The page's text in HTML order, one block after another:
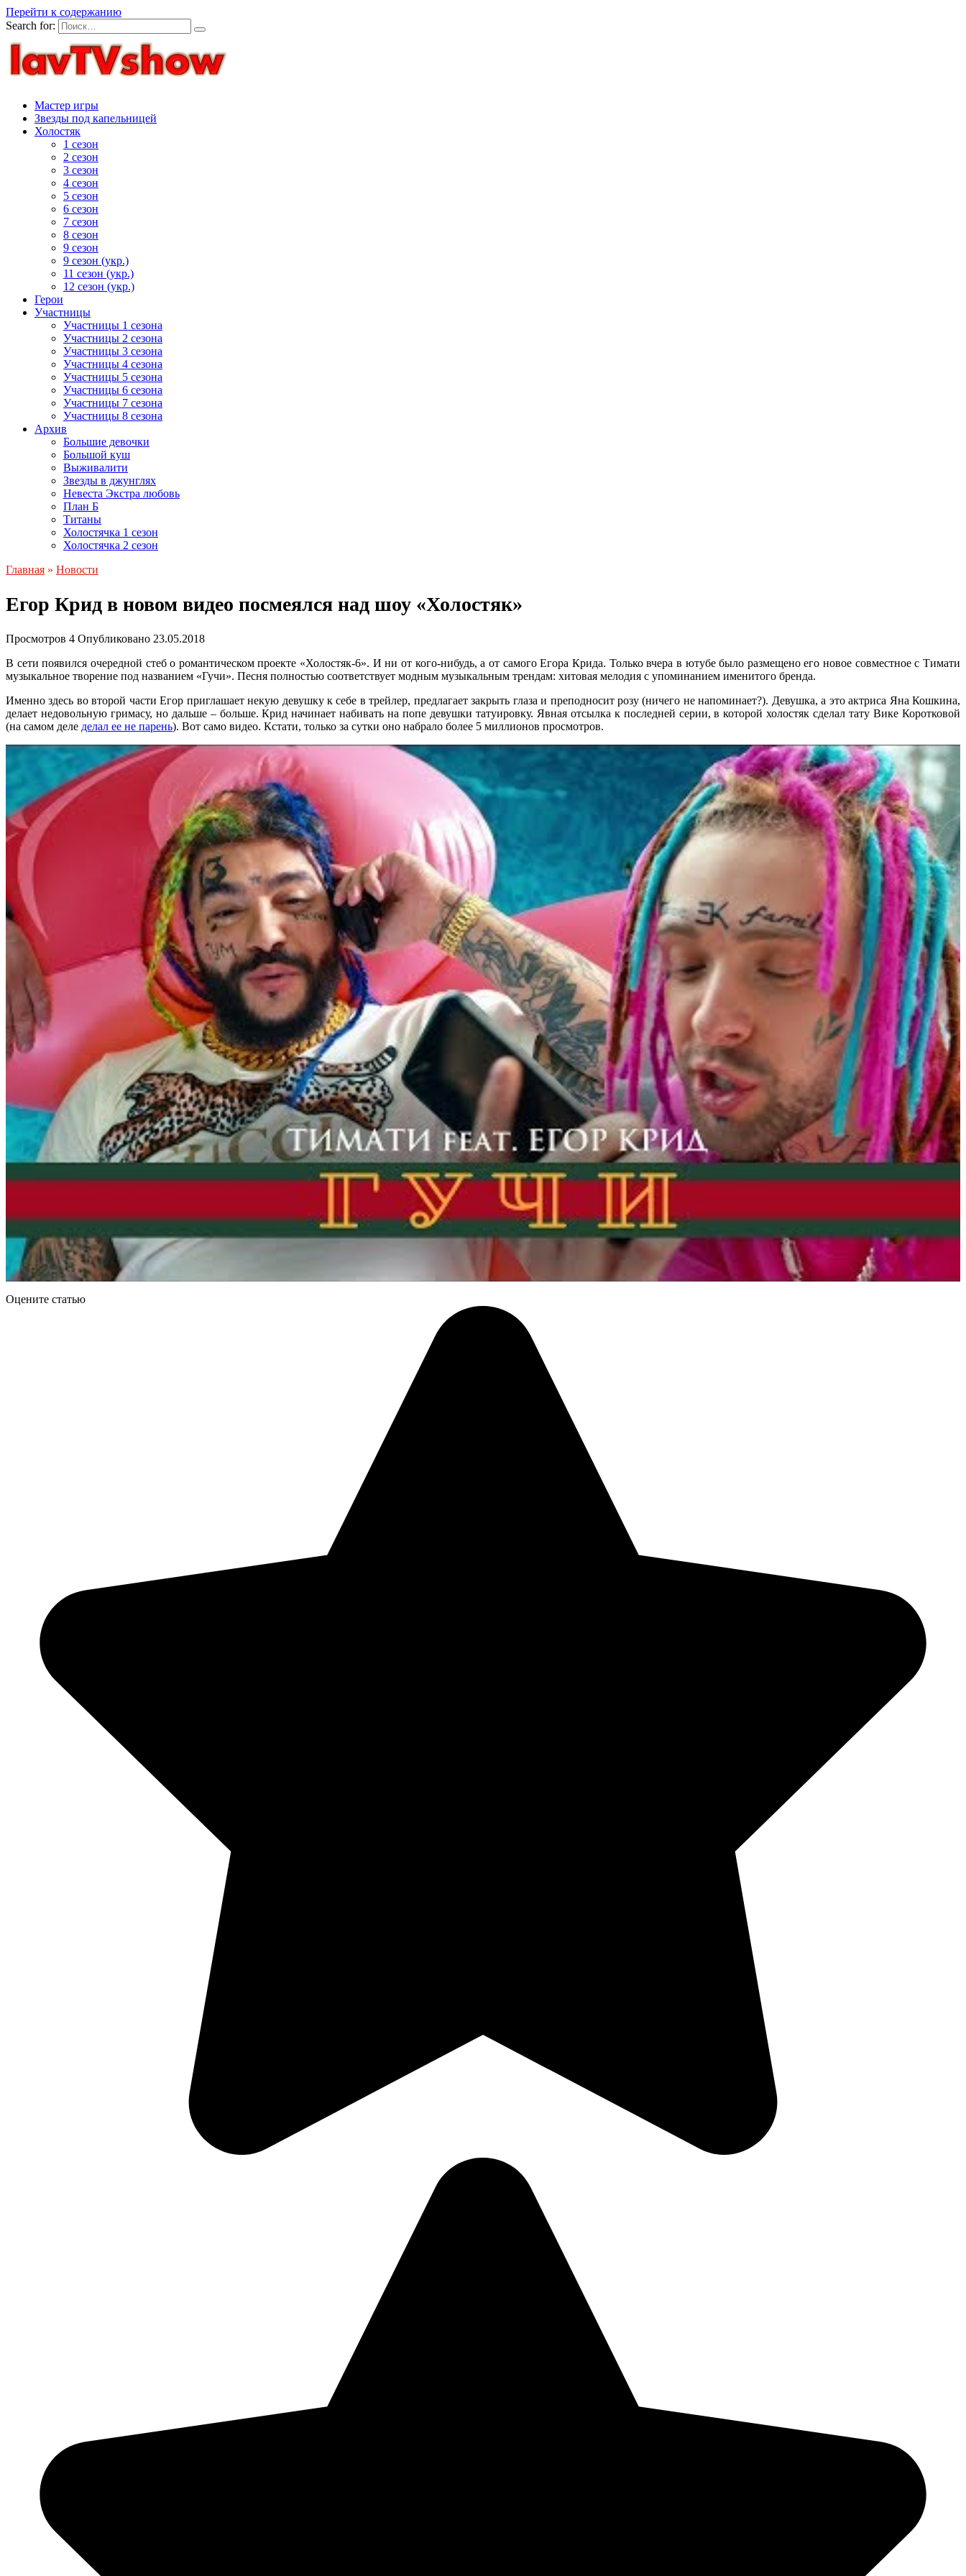
Перейти к содержанию
Search for:
Мастер игры
Звезды под капельницей
Холостяк
1 сезон
2 сезон
3 сезон
4 сезон
5 сезон
6 сезон
7 сезон
8 сезон
9 сезон
9 сезон (укр.)
11 сезон (укр.)
12 сезон (укр.)
Герои
Участницы
Участницы 1 сезона
Участницы 2 сезона
Участницы 3 сезона
Участницы 4 сезона
Участницы 5 сезона
Участницы 6 сезона
Участницы 7 сезона
Участницы 8 сезона
Архив
Большие девочки
Большой куш
Выживалити
Звезды в джунглях
Невеста Экстра любовь
План Б
Титаны
Холостячка 1 сезон
Холостячка 2 сезон
Главная » Новости
Егор Крид в новом видео посмеялся над шоу «Холостяк»
Просмотров 4 Опубликовано 23.05.2018
В сети появился очередной стеб о романтическом проекте «Холостяк-6». И ни от кого-нибудь, а от самого Егора Крида. Только вчера в ютубе было размещено его новое совместное с Тимати
музыкальное творение под названием «Гучи». Песня полностью соответствует модным музыкальным трендам: хитовая мелодия с упоминанием именитого бренда.
Именно здесь во второй части Егор приглашает некую девушку к себе в трейлер, предлагает закрыть глаза и преподносит розу (ничего не напоминает?). Девушка, а это актриса Яна Кошкина,
делает недовольную гримасу, но дальше – больше. Крид начинает набивать на попе девушки татуировку. Явная отсылка к последней серии, в которой холостяк сделал тату Вике Коротковой
(на самом деле делал ее не парень). Вот само видео. Кстати, только за сутки оно набрало более 5 миллионов просмотров.
Оцените статью